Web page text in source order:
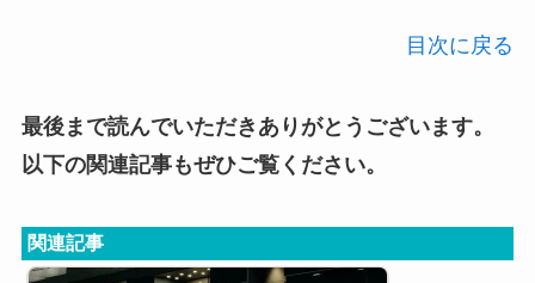
目次に戻る
最後まで読んでいただきありがとうございます。
以下の関連記事もぜひご覧ください。
関連記事